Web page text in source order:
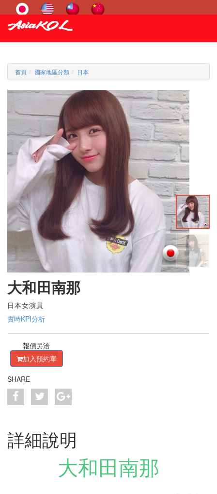
首頁 國家地區分類 日本
大和田南那
日本女演員
實時KPI分析
報價另洽
加入預約單
SHARE
詳細說明
大和田南那